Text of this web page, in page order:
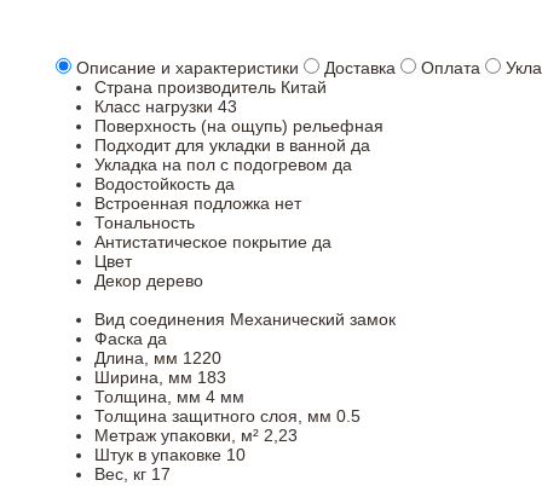
Описание и характеристики Доставка Оплата
Страна производитель Китай
Класс нагрузки 43
Поверхность (на ощупь) рельефная
Подходит для укладки в ванной да
Укладка на пол c подогревом да
Водостойкость да
Встроенная подложка нет
Тональность
Антистатическое покрытие да
Цвет
Декор дерево
Вид соединения Механический замок
Фаска да
Длина, мм 1220
Ширина, мм 183
Толщина, мм 4 мм
Толщина защитного слоя, мм 0.5
Метраж упаковки, м² 2,23
Штук в упаковке 10
Вес, кг 17